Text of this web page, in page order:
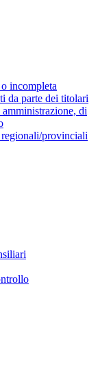
incompleta
da parte dei titolari
di
provinciali